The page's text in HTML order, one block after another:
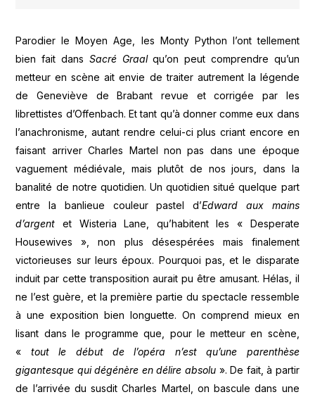
Parodier le Moyen Age, les Monty Python l’ont tellement
bien fait dans Sacré Graalqu’on peut comprendre qu’un
metteur en scène ait envie de traiter autrement la légende
de Geneviève de Brabant revue et corrigée par les
librettistes d’Offenbach. Et tant qu’à donner comme eux dans
l’anachronisme, autant rendre celui-ci plus criant encore en
faisant arriver Charles Martel non pas dans une époque
vaguement médiévale, mais plutôt de nos jours, dans la
banalité de notre quotidien. Un quotidien situé quelque part
entre la banlieue couleur pastel d’Edward aux mains
d’argent et Wisteria Lane, qu’habitent les « Desperate
Housewives », non plus désespérées mais finalement
victorieuses sur leurs époux. Pourquoi pas, et le disparate
induit par cette transposition aurait pu être amusant. Hélas, il
ne l’est guère, et la première partie du spectacle ressemble
à une exposition bien longuette. On comprend mieux en
lisant dans le programme que, pour le metteur en scène,
« tout le début de l’opéra n’est qu’une parenthèse
gigantesque qui dégénère en délire absolu ». De fait, à partir
de l’arrivée du susdit Charles Martel, on bascule dans une